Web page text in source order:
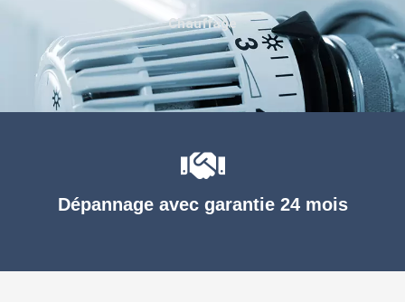
Dépannage avec garantie 24 mois
Chauffage